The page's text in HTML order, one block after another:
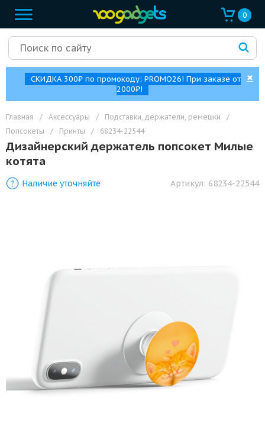
0
СКИДКА 300₽ по промокоду: PROMO26! При заказе от
2000₽!
✖
Главная / Аксессуары / Подставки, держатели, ремешки
/
Попсокеты
/ Принты / 68234-22544
Дизайнерский держатель попсокет Милые
котята
Наличие уточняйте Артикул: 68234-22544